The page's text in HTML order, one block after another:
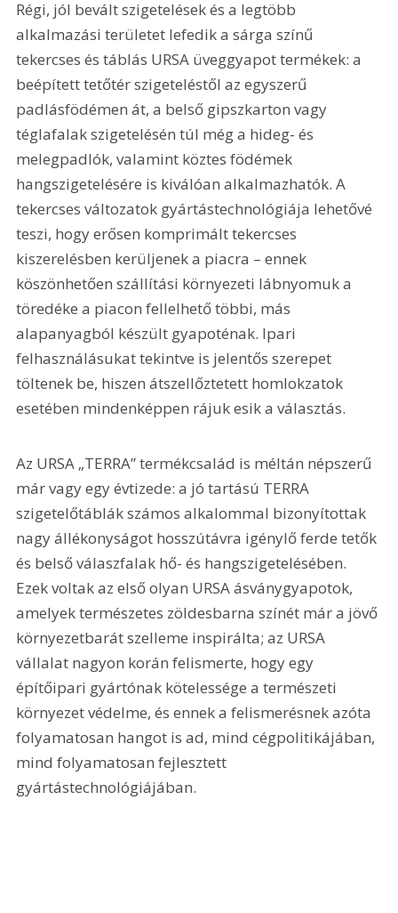
Régi, jól bevált szigetelések és a legtöbb
alkalmazási területet lefedik a sárga színű
tekercses és táblás URSA üveggyapot termékek: a
beépített tetőtér szigeteléstől az egyszerű
padlásfödémen át, a belső gipszkarton vagy
téglafalak szigetelésén túl még a hideg- és
melegpadlók, valamint köztes födémek
hangszigetelésére is kiválóan alkalmazhatók. A
tekercses változatok gyártástechnológiája lehetővé
teszi, hogy erősen komprimált tekercses
kiszerelésben kerüljenek a piacra – ennek
köszönhetően szállítási környezeti lábnyomuk a
töredéke a piacon fellelhető többi, más
alapanyagból készült gyapoténak. Ipari
felhasználásukat tekintve is jelentős szerepet
töltenek be, hiszen átszellőztetett homlokzatok
esetében mindenképpen rájuk esik a választás.
Az URSA „TERRA” termékcsalád is méltán népszerű
már vagy egy évtizede: a jó tartású TERRA
szigetelőtáblák számos alkalommal bizonyítottak
nagy állékonyságot hosszútávra igénylő ferde tetők
és belső válaszfalak hő- és hangszigetelésében.
Ezek voltak az első olyan URSA ásványgyapotok,
amelyek természetes zöldesbarna színét már a jövő
környezetbarát szelleme inspirálta; az URSA
vállalat nagyon korán felismerte, hogy egy
építőipari gyártónak kötelessége a természeti
környezet védelme, és ennek a felismerésnek azóta
folyamatosan hangot is ad, mind cégpolitikájában,
mind folyamatosan fejlesztett
gyártástechnológiájában.